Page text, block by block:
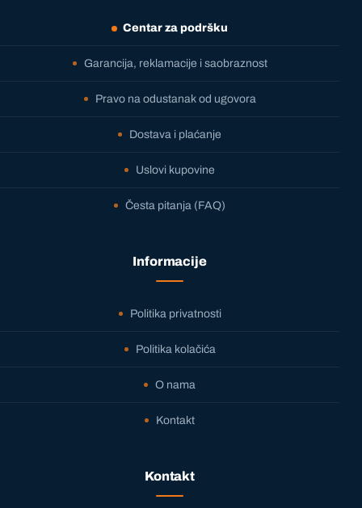
Centar za podršku
Garancija, reklamacije i saobraznost
Pravo na odustanak od ugovora
Dostava i plaćanje
Uslovi kupovine
Česta pitanja (FAQ)
Informacije
Politika privatnosti
Politika kolačića
O nama
Kontakt
Kontakt